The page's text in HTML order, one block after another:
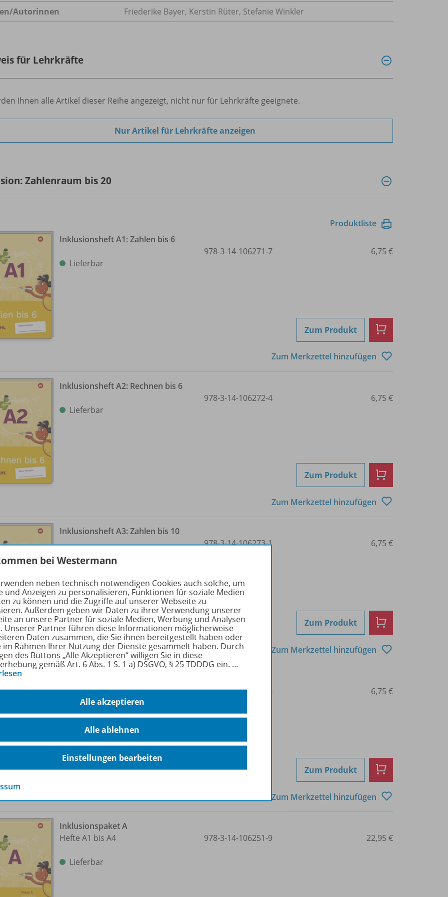
Autorinnen Friederike Bayer, Kerstin Rüter, Stefanie Winkler
für Lehrkräfte
Ihnen alle Artikel dieser Reihe angezeigt, nicht nur für Lehrkräfte geeignete.
Nur Artikel für Lehrkräfte anzeigen
Zahlenraum bis 20
Produktliste
Inklusionsheft A1: Zahlen bis 6
Lieferbar
978-3-14-106271-7 6,75 €
Zum Produkt
Zum Merkzettel hinzufügen
Inklusionsheft A2: Rechnen bis 6
Lieferbar
978-3-14-106272-4 6,75 €
Zum Produkt
Zum Merkzettel hinzufügen
Inklusionsheft A3: Zahlen bis 10
Lieferbar
978-3-14-106273-1 6,75 €
Zum Produkt
Zum Merkzettel hinzufügen
Lieferbar
978-3-14-106274-8 6,75 €
Zum Produkt
Zum Merkzettel hinzufügen
Inklusionspaket A
Hefte A1 bis A4
Lieferbar
978-3-14-106251-9 22,95 €
bei Westermann
neben technisch notwendigen Cookies auch solche, um
und Anzeigen zu personalisieren, Funktionen für soziale Medien
zu können und die Zugriffe auf unserer Webseite zu
Außerdem geben wir Daten zu ihrer Verwendung unserer
an unsere Partner für soziale Medien, Werbung und Analysen
Unserer Partner führen diese Informationen möglicherweise
Daten zusammen, die Sie ihnen bereitgestellt haben oder
im Rahmen Ihrer Nutzung der Dienste gesammelt haben. Durch
des Buttons „Alle Akzeptieren“ willigen Sie in diese
gemäß Art. 6 Abs. 1 S. 1 a) DSGVO, § 25 TDDDG ein. …
Alle akzeptieren
Alle ablehnen
Einstellungen bearbeiten